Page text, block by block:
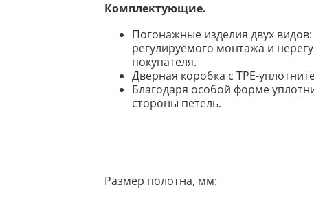
Комплектующие.
Погонажные изделия двух
регулируемого монтажа и
покупателя.
Дверная коробка с TPE-
Благодаря особой форме
стороны петель.
Размер полотна, мм: